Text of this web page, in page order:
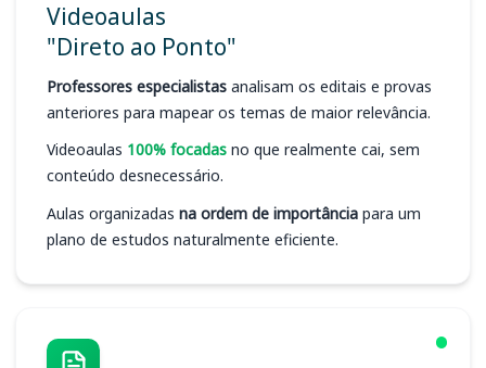
Videoaulas
"Direto ao Ponto"
Professores especialistas analisam os editais e provas
anteriores para mapear os temas de maior relevância.
Videoaulas 100% focadas no que realmente cai, sem
conteúdo desnecessário.
Aulas organizadas na ordem de importância para um
plano de estudos naturalmente eficiente.